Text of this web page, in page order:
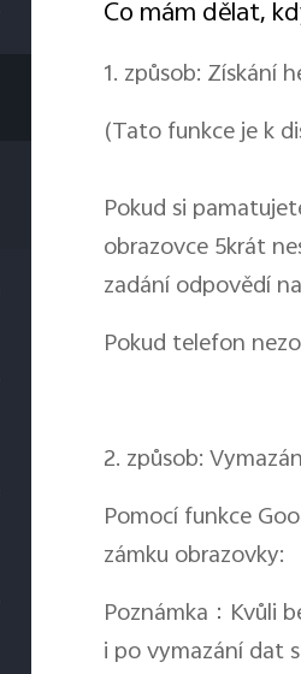
Co mám dělat,
1. způsob: Získání
(Tato funkce je k
Pokud si
obrazovce 5krát
zadání odpovědí
Pokud telefon
2. způsob:
Pomocí funkce
zámku obrazovky:
Poznámka：Kvůli
i po vymazání dat